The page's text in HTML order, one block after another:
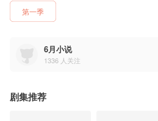
第一季
6月小说
1336 人关注
剧集推荐